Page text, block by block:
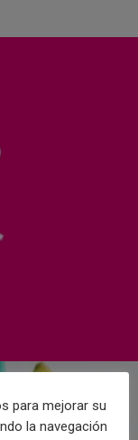
para mejorar su
la navegación